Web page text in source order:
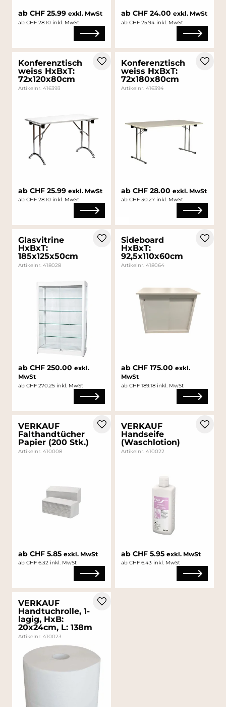
ab CHF 25.99 exkl. MwSt
ab CHF 28.10 inkl. MwSt
ab CHF 24.00 exkl. MwSt
ab CHF 25.94 inkl. MwSt
Konferenztisch
weiss HxBxT:
72x120x80cm
Artikelnr. 416393
ab CHF 25.99 exkl. MwSt
ab CHF 28.10 inkl. MwSt
Konferenztisch
weiss HxBxT:
72x180x80cm
Artikelnr. 416394
ab CHF 28.00 exkl. MwSt
ab CHF 30.27 inkl. MwSt
Glasvitrine
HxBxT:
185x125x50cm
Artikelnr. 418028
ab CHF 250.00 exkl.
MwSt
ab CHF 270.25 inkl. MwSt
Sideboard
HxBxT:
92,5x110x60cm
Artikelnr. 418064
ab CHF 175.00 exkl.
MwSt
ab CHF 189.18 inkl. MwSt
VERKAUF
Falthandtücher
Papier (200 Stk.)
Artikelnr. 410008
ab CHF 5.85 exkl. MwSt
ab CHF 6.32 inkl. MwSt
VERKAUF
Handseife
(Waschlotion)
Artikelnr. 410022
ab CHF 5.95 exkl. MwSt
ab CHF 6.43 inkl. MwSt
VERKAUF
Handtuchrolle, 1-
lagig, HxB:
20x24cm, L: 138m
Artikelnr. 410023